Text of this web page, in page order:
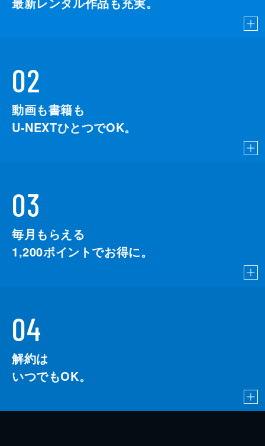
02
動画も書籍も
U-NEXTひとつでOK。
03
毎月もらえる
1,200ポイントでお得に。
04
解約は
いつでもOK。